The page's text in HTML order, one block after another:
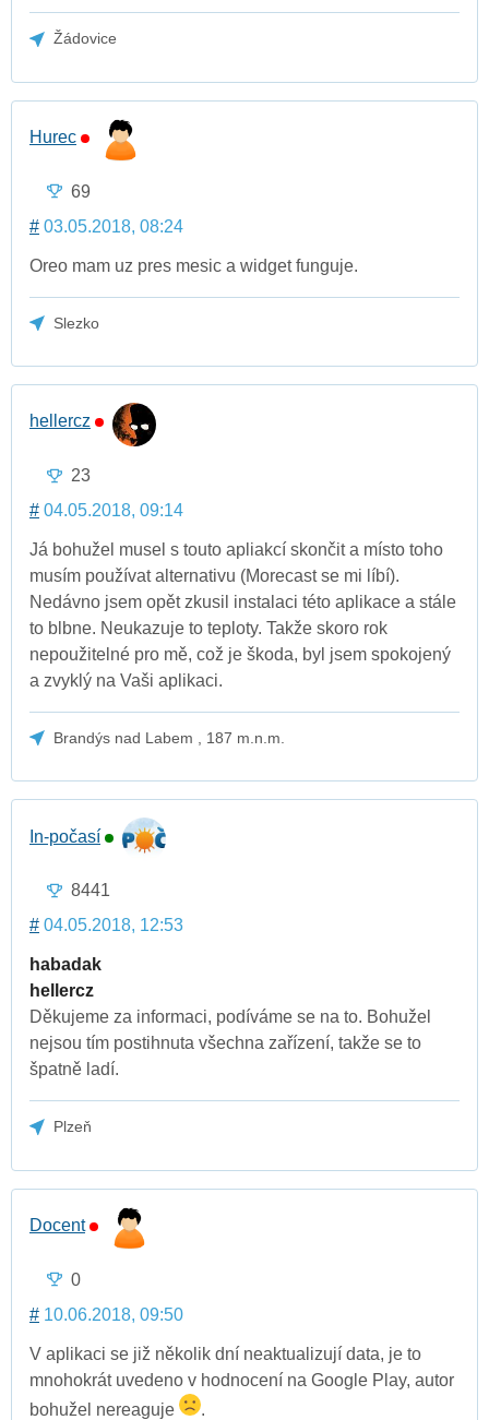
Žádovice
Hurec
69
# 03.05.2018, 08:24
Oreo mam uz pres mesic a widget funguje.
Slezko
hellercz
23
# 04.05.2018, 09:14
Já bohužel musel s touto apliakcí skončit a místo toho
musím používat alternativu (Morecast se mi líbí).
Nedávno jsem opět zkusil instalaci této aplikace a stále
to blbne. Neukazuje to teploty. Takže skoro rok
nepoužitelné pro mě, což je škoda, byl jsem spokojený
a zvyklý na Vaši aplikaci.
Brandýs nad Labem , 187 m.n.m.
In-počasí
8441
# 04.05.2018, 12:53
habadak
hellercz
Děkujeme za informaci, podíváme se na to. Bohužel
nejsou tím postihnuta všechna zařízení, takže se to
špatně ladí.
Plzeň
Docent
0
# 10.06.2018, 09:50
V aplikaci se již několik dní neaktualizují data, je to
mnohokrát uvedeno v hodnocení na Google Play, autor
bohužel nereaguje
.